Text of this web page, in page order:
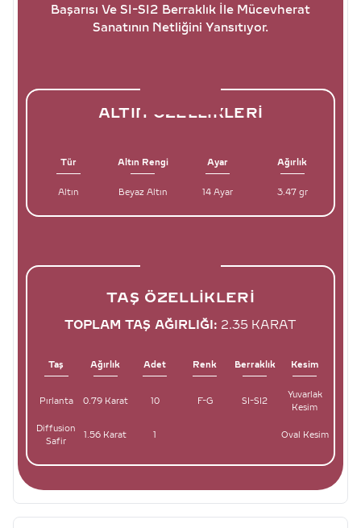
Başarısı Ve SI-SI2 Berraklık İle Mücevherat
Sanatının Netliğini Yansıtıyor.
ALTIN ÖZELLIKLERI
Tür Altın Rengi Ayar Ağırlık
Altın Beyaz Altın 14 Ayar 3.47 gr
TAŞ ÖZELLIKLERI
TOPLAM TAŞ AĞIRLIĞI: 2.35 KARAT
Taş Ağırlık Adet Renk Berraklık Kesim
Pırlanta 0.79 Karat 10 F-G SI-SI2
Yuvarlak
Kesim
Diffusion
Safir
1.56 Karat 1 Oval Kesim